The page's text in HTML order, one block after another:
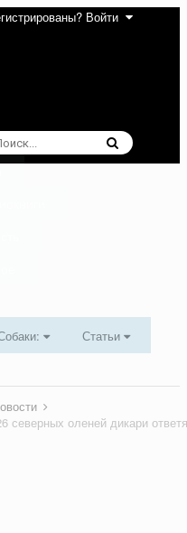
Войти
Статьи
северных оленей дикари